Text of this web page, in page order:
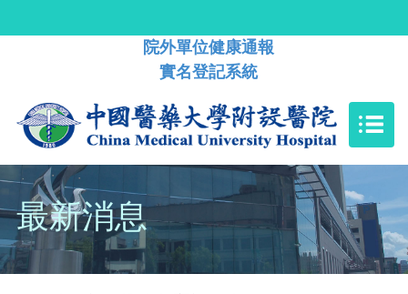
院外單位健康通報
實名登記系統
最新消息